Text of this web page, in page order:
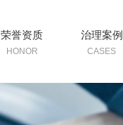
荣誉资质
HONOR
治理案例
CASES